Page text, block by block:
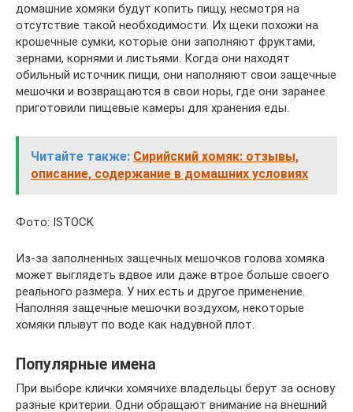
домашние хомяки будут копить пищу, несмотря на
отсутствие такой необходимости. Их щеки похожи на
крошечные сумки, которые они заполняют фруктами,
зернами, корнями и листьями. Когда они находят
обильный источник пищи, они наполняют свои защечные
мешочки и возвращаются в свои норы, где они заранее
приготовили пищевые камеры для хранения еды.
Читайте также: Сирийский хомяк: отзывы,
описание, содержание в домашних условиях
Фото: ISTOCK
Из-за заполненных защечных мешочков голова хомяка
может выглядеть вдвое или даже втрое больше своего
реального размера. У них есть и другое применение.
Наполняя защечные мешочки воздухом, некоторые
хомяки плывут по воде как надувной плот.
Популярные имена
При выборе клички хомячихе владельцы берут за основу
разные критерии. Одни обращают внимание на внешний